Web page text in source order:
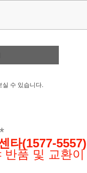
수 있습니다.
타(1577-5557)
반품 및 교환이